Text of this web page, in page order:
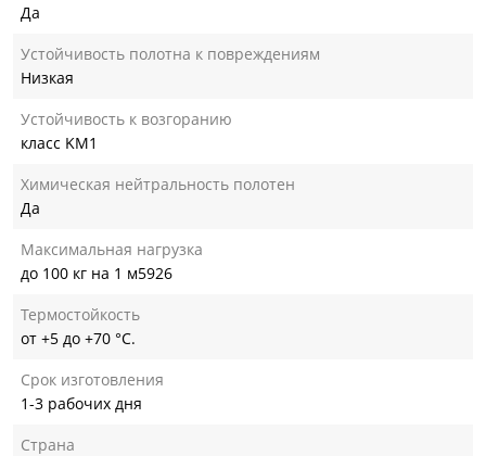
Да
Устойчивость полотна к повреждениям
Низкая
Устойчивость к возгоранию
класс KM1
Химическая нейтральность полотен
Да
Максимальная нагрузка
до 100 кг на 1 м5926
Термостойкость
от +5 до +70 °С.
Срок изготовления
1-3 рабочих дня
Страна